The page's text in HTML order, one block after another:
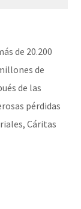
de 20.200
de
de las
pérdidas
Cáritas